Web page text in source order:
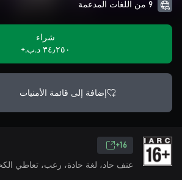
9 من اللغات المدعمة
شراء
٣٤٫٢٥٠ د.ب.‏+
إضافة إلى قائمة الأمنيات
16+
عنف حاد، لغة حادة، رعب، تعاطي